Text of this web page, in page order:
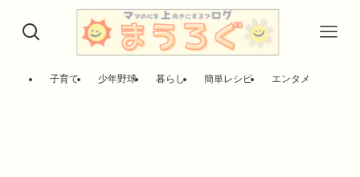
子育て 少年野球 暮らし 簡単レシピ エンタメ